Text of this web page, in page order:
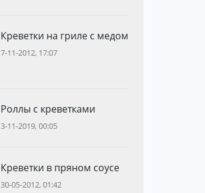
Креветки на гриле с медом
7-11-2012, 17:07
Роллы с креветками
3-11-2019, 00:05
Креветки в пряном соусе
30-05-2012, 01:42